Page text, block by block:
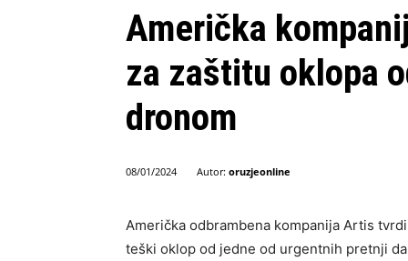
Američka
za zaštitu oklopa
dronom
08/01/2024 Autor: oruzjeonline
Američka odbrambena kompanija Artis
teški oklop od jedne od urgentnih pretnji